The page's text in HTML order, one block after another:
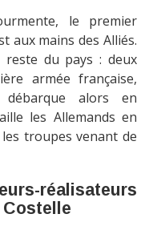
le premier
aux mains des Alliés.
reste du pays : deux
armée française,
alors en
les Allemands en
troupes venant de
réalisateurs
Costelle